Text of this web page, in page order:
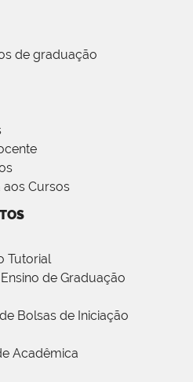
de graduação
aos Cursos
Tutorial
de Graduação
Bolsas de Iniciação
Acadêmica